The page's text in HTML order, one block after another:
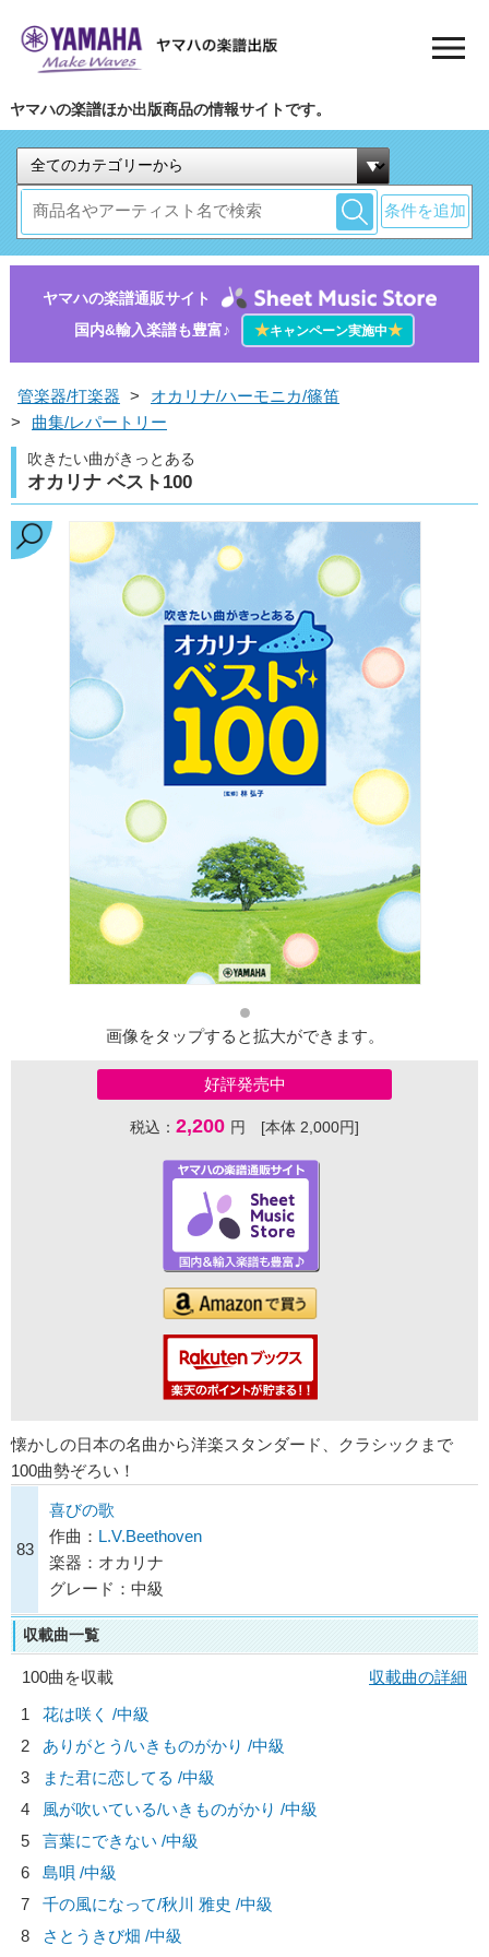
ヤマハの楽譜ほか出版商品の情報サイトです。
条件を追加
ヤマハの楽譜通販サイト
国内&輸入楽譜も豊富♪
★キャンペーン実施中★
管楽器/打楽器 >
オカリナ/ハーモニカ/篠笛
>
曲集/レパートリー
吹きたい曲がきっとある
オカリナ ベスト100
画像をタップすると拡大ができます。
好評発売中
税込： 2,200 円 [本体 2,000円]
懐かしの日本の名曲から洋楽スタンダード、クラシックまで
100曲勢ぞろい！
83
喜びの歌
作曲： L.V.Beethoven
楽器：オカリナ
グレード：中級
収載曲一覧
100曲を収載
収載曲の詳細
1
花は咲く /中級
2
ありがとう/いきものがかり /中級
3
また君に恋してる /中級
4
風が吹いている/いきものがかり /中級
5
言葉にできない /中級
6
島唄 /中級
7
千の風になって/秋川 雅史 /中級
8
さとうきび畑 /中級